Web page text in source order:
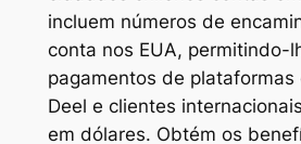
incluem números de
conta nos EUA, permitindo-
pagamentos de plataformas
Deel e clientes
em dólares. Obtém os